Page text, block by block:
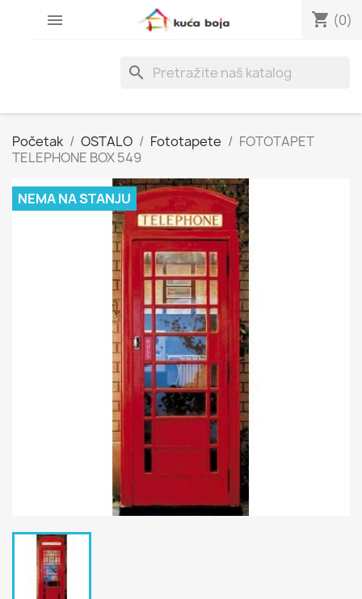
 shopping_cart (0)
search
Početak OSTALO Fototapete
FOTOTAPET
TELEPHONE BOX 549
NEMA NA STANJU